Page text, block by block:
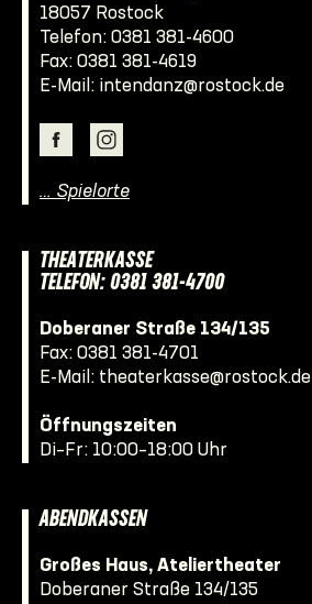
18057 Rostock
Telefon: 0381 381-4600
Fax: 0381 381-4619
E-Mail: intendanz@rostock.de
… Spielorte
THEATERKASSE
TELEFON: 0381 381-4700
Doberaner Straße 134/135
Fax: 0381 381-4701
E-Mail: theaterkasse@rostock.de
Öffnungszeiten
Di–Fr: 10:00–18:00 Uhr
ABENDKASSEN
Großes Haus, Ateliertheater
Doberaner Straße 134/135